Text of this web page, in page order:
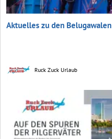
Aktuelles zu den Belugawalen
Ruck Zuck Urlaub